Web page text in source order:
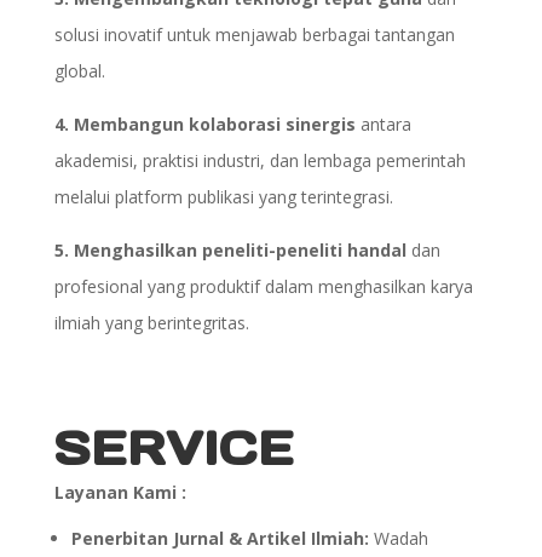
solusi inovatif untuk menjawab berbagai tantangan
global.
4. Membangun kolaborasi sinergis antara
akademisi, praktisi industri, dan lembaga pemerintah
melalui platform publikasi yang terintegrasi.
5. Menghasilkan peneliti-peneliti handal dan
profesional yang produktif dalam menghasilkan karya
ilmiah yang berintegritas.
SERVICE
Layanan Kami :
Penerbitan Jurnal & Artikel Ilmiah: Wadah